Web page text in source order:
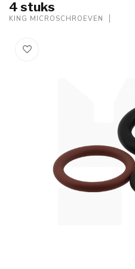
4 stuks
KING MICROSCHROEVEN